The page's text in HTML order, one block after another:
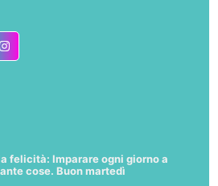
felicità: Imparare ogni giorno a
cose. Buon martedì